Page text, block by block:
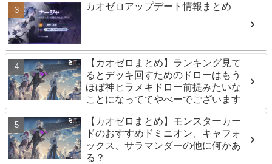
カオゼロアップデート情報まとめ
【カオゼロまとめ】ランキング見て
るとデッキ回すためのドローはもう
ほぼ神ヒラメキドロー前提みたいな
ことになっててやべーでございます
【カオゼロまとめ】モンスターカー
ドのおすすめドミニオン、キャフォ
ックス、サラマンダーの他に何かあ
る？